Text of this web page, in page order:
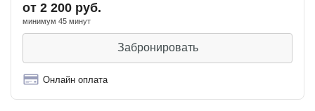
от 2 200 руб.
минимум 45 минут
Забронировать
Онлайн оплата